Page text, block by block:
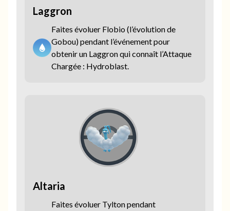
Laggron
Faites évoluer Flobio (l’évolution de
Gobou) pendant l’événement pour
obtenir un Laggron qui connaît l’Attaque
Chargée : Hydroblast.
Altaria
Faites évoluer Tylton pendant